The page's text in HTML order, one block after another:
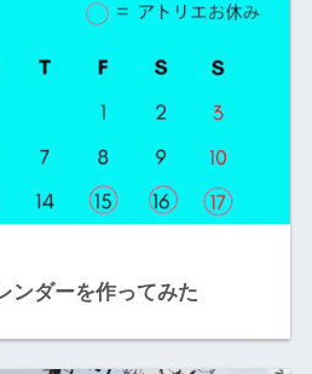
ンダーを作ってみた